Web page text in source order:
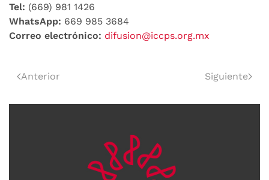
Tel: (669) 981 1426
WhatsApp: 669 985 3684
Correo electrónico: difusion@iccps.org.mx
Anterior Siguiente